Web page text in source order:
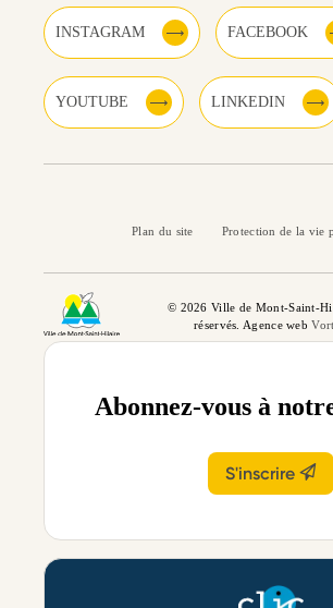
INSTAGRAM FACEBOOK
YOUTUBE LINKEDIN
© 2026 Ville de Mont-Saint-
réservés. Agence web
Plan du site Protection de la vie
Abonnez-vous à
S'inscrire